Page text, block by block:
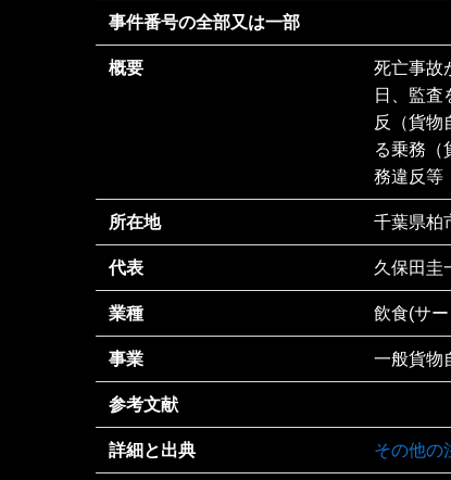
事件番号の全部又は一部
概要
死亡事故
日、監査
反（貨物
る乗務（
務違反等
所在地 千葉県柏
代表 久保田圭
業種 飲食(サ
事業 一般貨物
参考文献
詳細と出典 その他の